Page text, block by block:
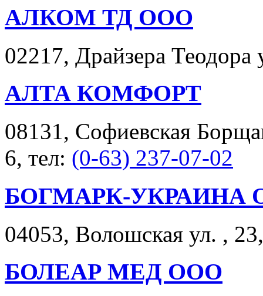
АЛКОМ ТД ООО
02217, Драйзера Теодора
АЛТА КОМФОРТ
08131, Софиевская
6, тел: (0-63) 237-07-02
БОГМАРК-УКРАИНА
04053, Волошская ул. ,
БОЛЕАР МЕД ООО